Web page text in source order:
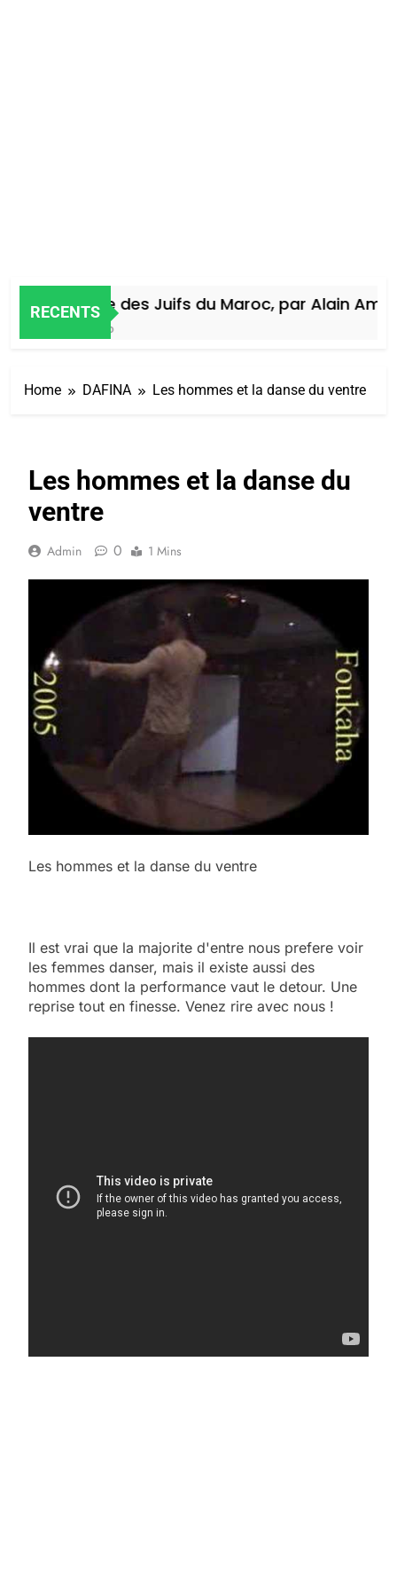
RECENTS
Histoire des Juifs du Maroc, par Alain Amiel
Home DAFINA Les hommes et la danse du ventre
Les hommes et la danse du
ventre
Admin 0 1 Mins
Les hommes et la danse du ventre
Il est vrai que la majorite d'entre nous prefere voir
les femmes danser, mais il existe aussi des
hommes dont la performance vaut le detour. Une
reprise tout en finesse. Venez rire avec nous !